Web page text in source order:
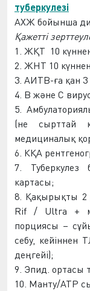
туберкулезі
АХЖ бойынша
Қажетті
1. ЖҚТ 10
2. ЖНТ 10
3. АИТВ-ға қан 3
4. В және С
5.
(не сырттай
медициналық
6. КҚА
7. Туберкулез
картасы;
8. Қақырықты 2
Rif / Ultra +
порциясы –
себу, кейіннен T
деңгейі);
9. Эпид. ортасы
10. Манту/АТР